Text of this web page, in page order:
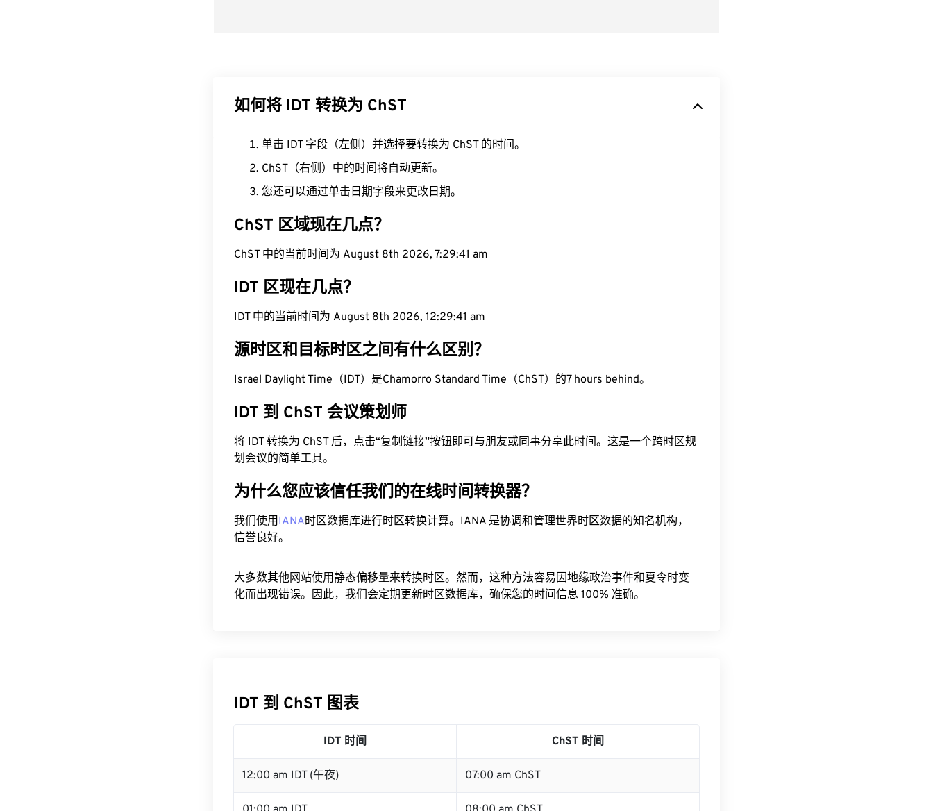
如何将 IDT 转换为 ChST
单击 IDT 字段（左侧）并选择要转换为 ChST 的时间。
ChST（右侧）中的时间将自动更新。
您还可以通过单击日期字段来更改日期。
ChST 区域现在几点？
ChST 中的当前时间为 August 8th 2026, 7:29:42 am
IDT 区现在几点？
IDT 中的当前时间为 August 8th 2026, 12:29:42 am
源时区和目标时区之间有什么区别？
Israel Daylight Time（IDT）是Chamorro Standard Time（ChST）的7 hours behind。
IDT 到 ChST 会议策划师
将 IDT 转换为 ChST 后，点击“复制链接”按钮即可与朋友或同事分享此时间。这是一个跨时区规
划会议的简单工具。
为什么您应该信任我们的在线时间转换器？
我们使用IANA时区数据库进行时区转换计算。IANA 是协调和管理世界时区数据的知名机构，
信誉良好。
大多数其他网站使用静态偏移量来转换时区。然而，这种方法容易因地缘政治事件和夏令时变
化而出现错误。因此，我们会定期更新时区数据库，确保您的时间信息 100% 准确。
IDT 到 ChST 图表
IDT 时间 ChST 时间
12:00 am IDT (午夜) 07:00 am ChST